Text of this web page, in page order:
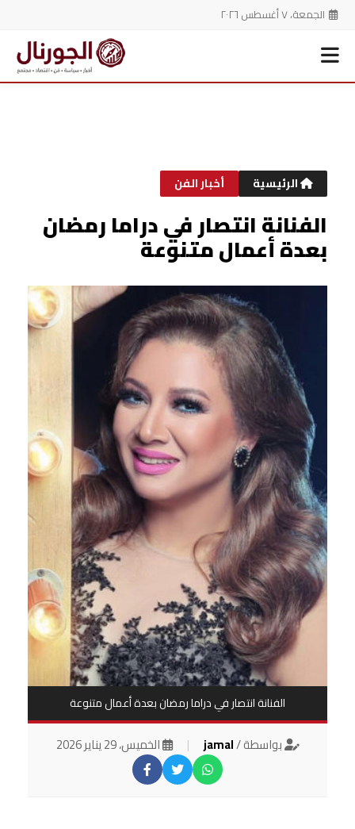
الجمعة، ٧ أغسطس ٢٠٢٦
الرئيسية أخبار الفن
الفنانة انتصار في دراما رمضان
بعدة أعمال متنوعة
الفنانة انتصار في دراما رمضان بعدة أعمال متنوعة
بواسطة /jamal
| الخميس، 29 يناير 2026